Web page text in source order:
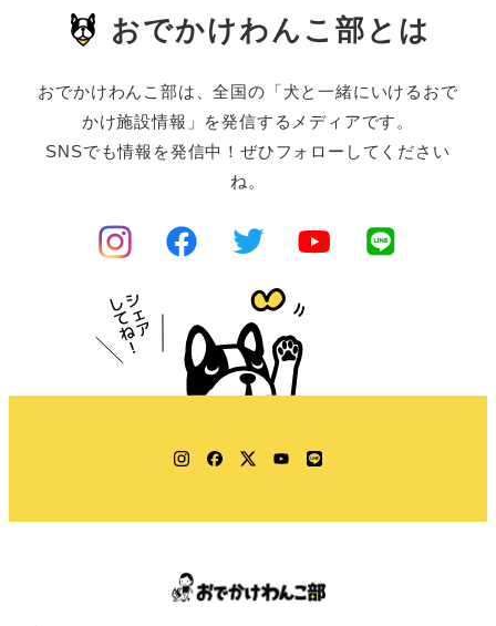
おでかけわんこ部とは
おでかけわんこ部は、全国の「犬と一緒にいけるおで
かけ施設情報」を発信するメディアです。
SNSでも情報を発信中！ぜひフォローしてください
ね。
Instagram
Facebook
TwitterYouTube
LINE